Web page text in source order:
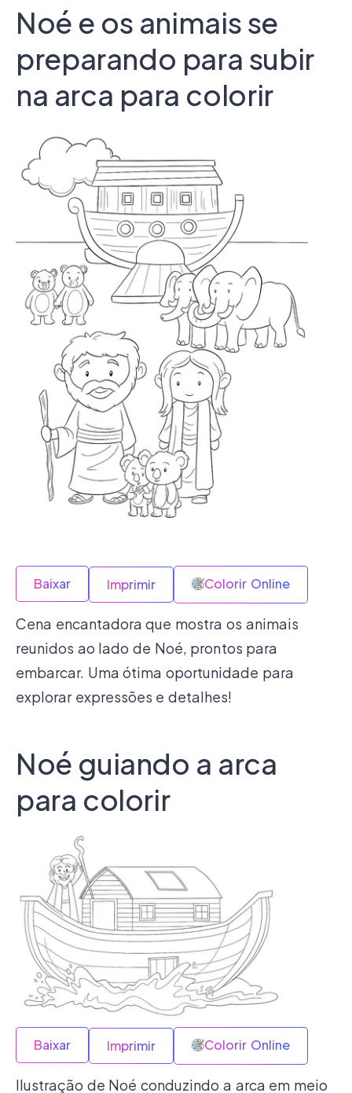
Noé e os animais se
preparando para subir
na arca para colorir
Baixar Imprimir Colorir Online
Cena encantadora que mostra os animais
reunidos ao lado de Noé, prontos para
embarcar. Uma ótima oportunidade para
explorar expressões e detalhes!
Noé guiando a arca
para colorir
Baixar Imprimir Colorir Online
Ilustração de Noé conduzindo a arca em meio